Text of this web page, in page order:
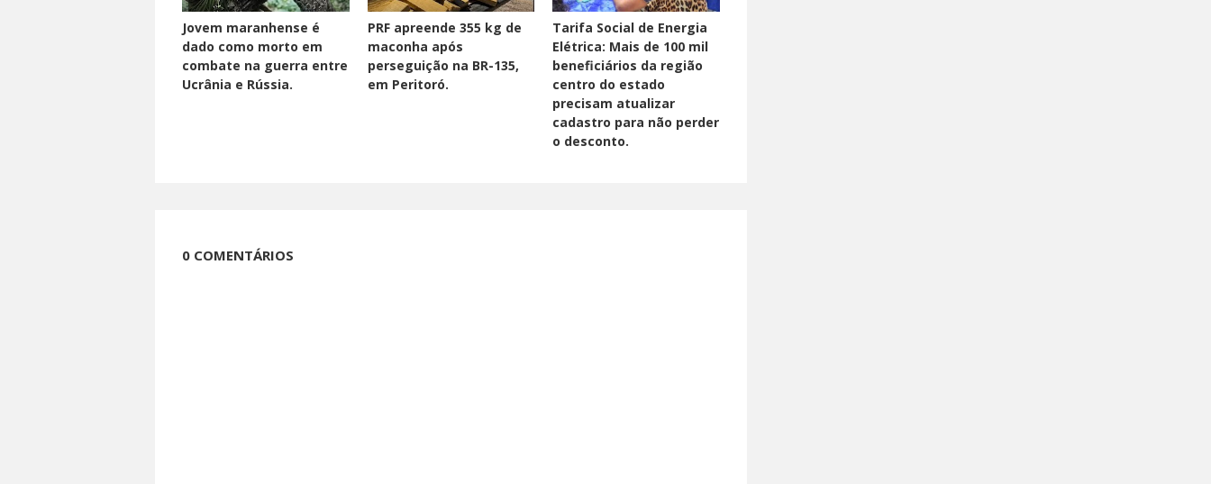
Jovem maranhense é
dado como morto em
combate na guerra entre
Ucrânia e Rússia.
PRF apreende 355 kg de
maconha após
perseguição na BR-135,
em Peritoró.
Tarifa Social de Energia
Elétrica: Mais de 100 mil
beneficiários da região
centro do estado
precisam atualizar
cadastro para não perder
o desconto.
0 COMENTÁRIOS